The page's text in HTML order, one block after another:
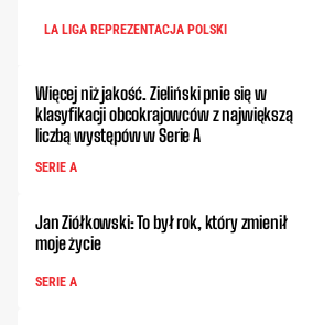
LA LIGA REPREZENTACJA POLSKI
Więcej niż jakość. Zieliński pnie się w
klasyfikacji obcokrajowców z największą
liczbą występów w Serie A
SERIE A
Jan Ziółkowski: To był rok, który zmienił
moje życie
SERIE A